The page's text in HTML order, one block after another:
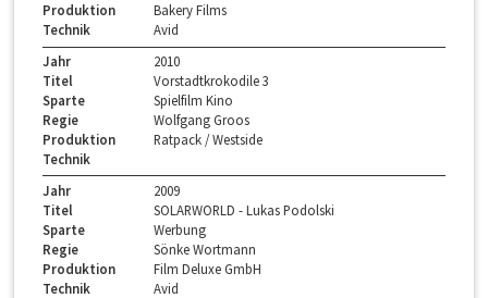
Produktion
Bakery Films
Technik
Avid
Jahr
2010
Titel
Vorstadtkrokodile 3
Sparte
Spielfilm Kino
Regie
Wolfgang Groos
Produktion
Ratpack / Westside
Technik
Jahr
2009
Titel
SOLARWORLD - Lukas Podolski
Sparte
Werbung
Regie
Sönke Wortmann
Produktion
Film Deluxe GmbH
Technik
Avid